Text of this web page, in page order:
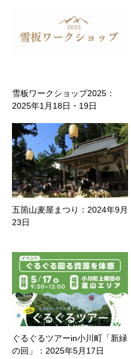
雪板ワークショップ2025：
2025年1月18日・19日
五箇山麦屋まつり：2024年9月
23日
ぐるぐるツアーin小川町「新緑
の回」：2025年5月17日